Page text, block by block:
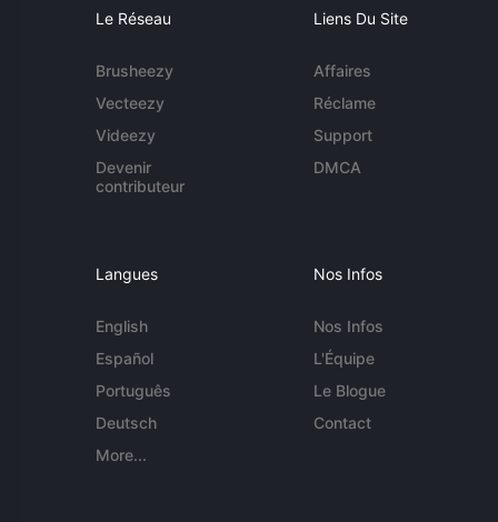
Le Réseau
Brusheezy
Vecteezy
Videezy
Devenir
contributeur
Liens Du Site
Affaires
Réclame
Support
DMCA
Langues
English
Español
Português
Deutsch
More...
Nos Infos
Nos Infos
L'Équipe
Le Blogue
Contact